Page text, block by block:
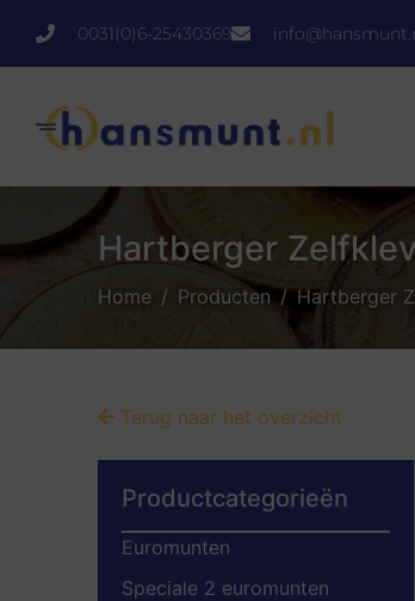
0031(0)6-25430369
Hartberger
Home Producten Hartberger
Terug naar het overzicht
Productcategorieën
Euromunten
Speciale 2 euromunten